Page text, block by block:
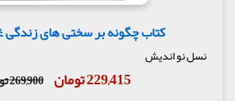
کتاب چگونه بر سختی های زندگی
نسل نو اندیش
229,415 تومان 269,900 تومان